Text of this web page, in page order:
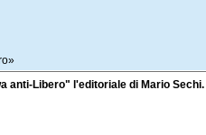
anti-Libero" l'editoriale di Mario Sechi.